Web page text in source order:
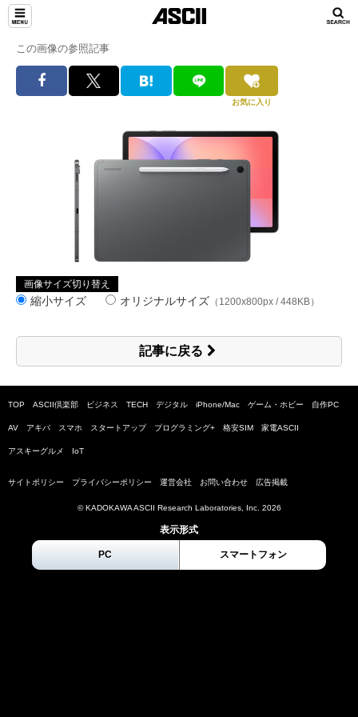
この画像の参照記事
お気に入り
画像サイズ切り替え
縮小サイズ オリジナルサイズ （1200x800px / 448KB）
記事に戻る
TOP ASCII倶楽部 ビジネス TECH デジタル iPhone/Mac ゲーム・ホビー 自作PC
AV アキバ スマホ スタートアップ プログラミング+ 格安SIM 家電ASCII
アスキーグルメ IoT
サイトポリシー プライバシーポリシー 運営会社 お問い合わせ 広告掲載
© KADOKAWA ASCII Research Laboratories, Inc. 2026
表示形式
PC スマートフォン